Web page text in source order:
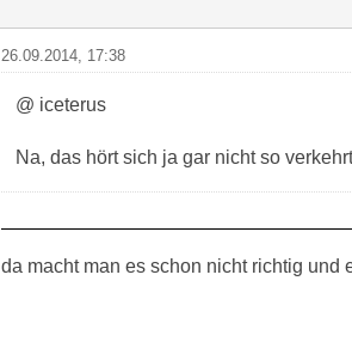
26.09.2014, 17:38
@ iceterus
Na, das hört sich ja gar nicht so
da macht man es schon nicht richtig und